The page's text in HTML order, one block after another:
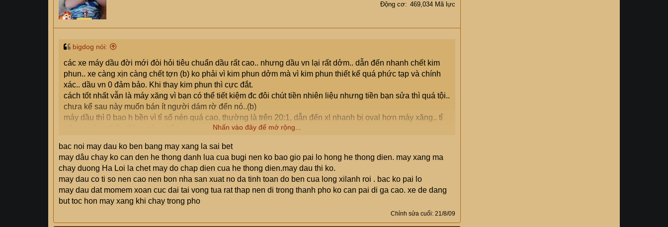
Động cơ
469,034 Mã lực
bigdog nói:
các xe máy dầu đời mới đòi hỏi tiêu chuẩn dầu rất cao.. nhưng dầu vn lại rất dởm.. dẫn đến nhanh chết kim
phun.. xe càng xịn càng chết tợn (b) ko phải vì kim phun dởm mà vì kim phun thiết kế quá phức tạp và chính
xác.. dầu vn 0 đảm bảo. Khi thay kim phun thì cực đắt.
cách tốt nhất vẫn là máy xăng vì bạn có thể tiết kiệm đc đôi chút tiền nhiên liệu nhưng tiền bạn sửa thì quá tội..
chưa kể sau này muốn bán ít người dám rờ đến nó..(b)
máy dầu thì 0 bao h bền vì tỉ số nén quá cao, thường là trên 20:1, dẫn đến xl nhanh bị oval hơn máy xăng.. tỉ
Nhấn vào đây để mở rộng...
bac noi may dau ko ben bang may xang la sai bet
may dâu chay ko can den he thong danh lua cua bugi nen ko bao gio pai lo hong he thong dien. may xang ma
chay duong Ha Loi la chet may do chap dien cua he thong dien.may dau thi ko.
may dau co ti so nen cao nen bon nha san xuat no da tinh toan do ben cua long xilanh roi . bac ko pai lo
may dau dat momem xoan cuc dai tai vong tua rat thap nen di trong thanh pho ko can pai di ga cao. xe de dang
but toc hon may xang khi chay trong pho
Chỉnh sửa cuối: 21/8/09